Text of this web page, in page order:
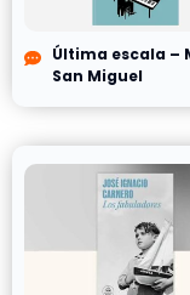
Última escala –
San Miguel